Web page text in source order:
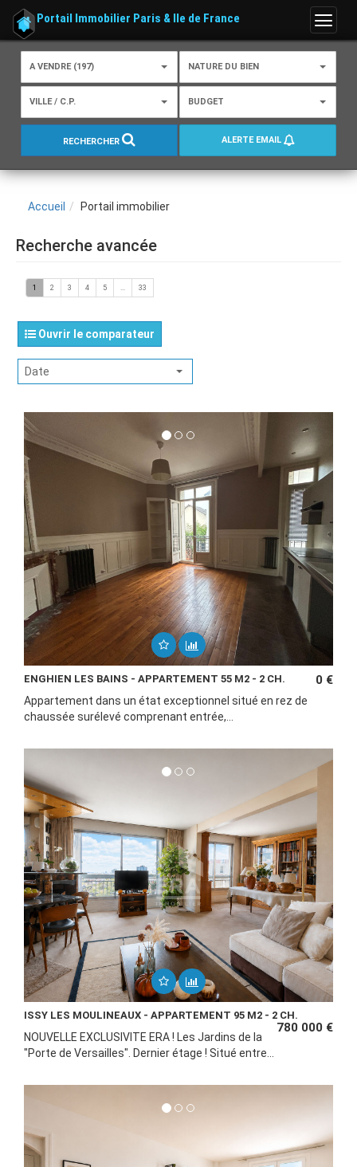
Menu
Portail Immobilier Paris & Ile de France
A VENDRE (197) NATURE DU BIEN
VILLE / C.P. BUDGET
RECHERCHER ALERTE EMAIL
Accueil Portail immobilier
Recherche avancée
1 2 3 4 5 ... 33
Ouvrir le comparateur
Date
ENGHIEN LES BAINS - APPARTEMENT 55 M2 - 2 CH. 0 €
Appartement dans un état exceptionnel situé en rez de
chaussée surélevé comprenant entrée,...
ISSY LES MOULINEAUX - APPARTEMENT 95 M2 - 2 CH.
780 000 €
NOUVELLE EXCLUSIVITE ERA ! Les Jardins de la
"Porte de Versailles". Dernier étage ! Situé entre...